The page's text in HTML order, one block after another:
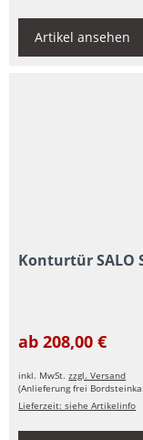
Artikel ansehen
Konturtür SALO
ab 208,00 €
inkl. MwSt.zzgl. Versand
(Anlieferung frei
Lieferzeit: siehe Artikelinfo